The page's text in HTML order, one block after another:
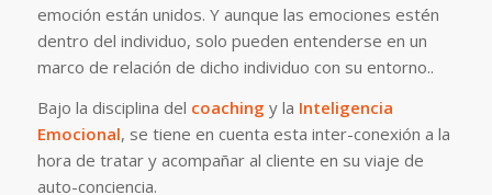
emoción están unidos. Y aunque las emociones estén
dentro del individuo, solo pueden entenderse en un
marco de relación de dicho individuo con su entorno..
Bajo la disciplina del coaching y la Inteligencia
Emocional, se tiene en cuenta esta inter-conexión a la
hora de tratar y acompañar al cliente en su viaje de
auto-conciencia.